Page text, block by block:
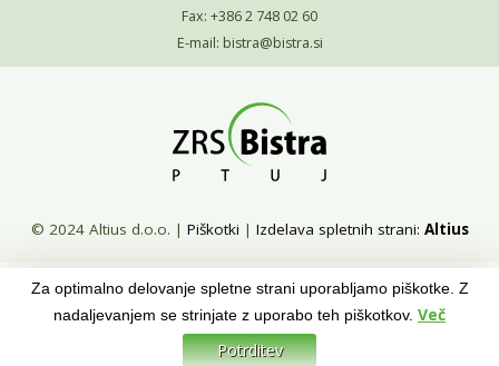
Fax: +386 2 748 02 60
E-mail: bistra@bistra.si
© 2024 Altius d.o.o. | Piškotki | Izdelava spletnih strani: Altius
Za optimalno delovanje spletne strani uporabljamo piškotke. Z
nadaljevanjem se strinjate z uporabo teh piškotkov. Več
Potrditev